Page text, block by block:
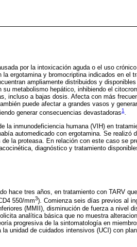
por la intoxicación aguda o el uso
ergotamina y bromocriptina indicados en el
ampliamente distribuidos y
metabolismo hepático, inhibiendo el
incluso a bajas dosis. Afecta con más
puede afectar a grandes vasos y
generar consecuencias devastadoras1
la inmunodeficiencia humana (VIH) en
automedicado con ergotamina. Se realizó
la proteasa. En relación con este caso se
diagnóstico y tratamiento
hace tres años, en tratamiento con TARV
550/mm3). Comienza seis días previos al
(MMII), disminución de fuerza a nivel
analítica básica que no muestra
progresiva de la sintomatología en
unidad de cuidados intensivos (UCI) con